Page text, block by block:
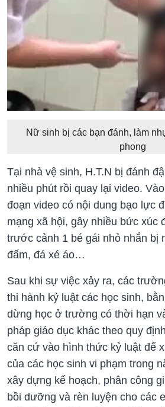
Nữ sinh bị các bạn đánh, làm
phong
Tại nhà vệ sinh, H.T.N bị đánh
nhiều phút rồi quay lại video.
đoạn video có nội dung bạo lực
mạng xã hội, gây nhiều bức xúc
trước cảnh 1 bé gái nhỏ nhắn bị
đấm, đá xé áo…
Sau khi sự việc xảy ra, các
thi hành kỷ luật các học sinh,
dừng học ở trường có thời hạn
pháp giáo dục khác theo quy
căn cứ vào hình thức kỷ luật để
của các học sinh vi phạm trong
xây dựng kế hoạch, phân công
bồi dưỡng và rèn luyện cho các